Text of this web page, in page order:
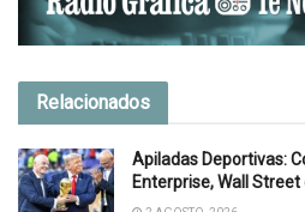
Relacionados
Apiladas Deportivas:
Enterprise, Wall